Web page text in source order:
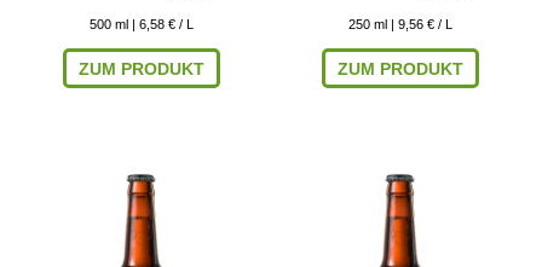
500 ml | 6,58 € / L
ZUM PRODUKT
250 ml | 9,56 € / L
ZUM PRODUKT